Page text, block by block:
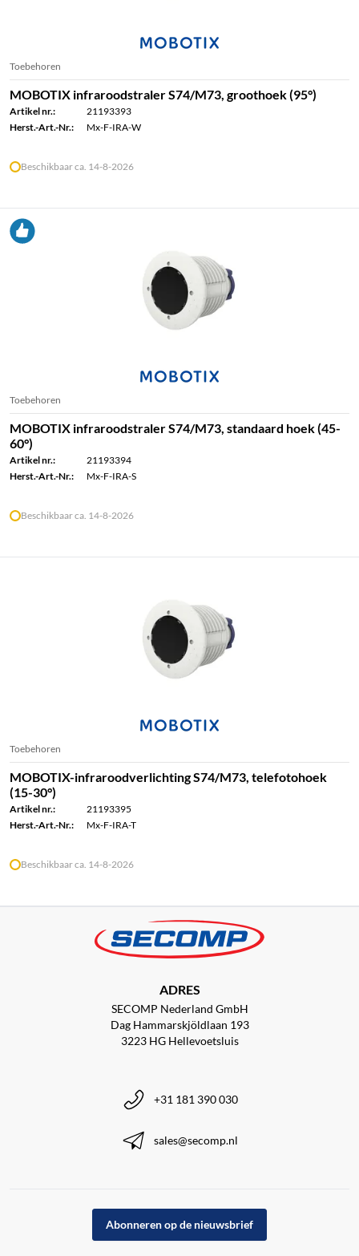
Toebehoren
MOBOTIX infraroodstraler S74/M73, groothoek (95°)
Artikel nr.:
21193393
Herst.-Art.-Nr.:
Mx-F-IRA-W
Beschikbaar ca. 14-8-2026
Toebehoren
MOBOTIX infraroodstraler S74/M73, standaard hoek (45-
60°)
Artikel nr.:
21193394
Herst.-Art.-Nr.:
Mx-F-IRA-S
Beschikbaar ca. 14-8-2026
Toebehoren
MOBOTIX-infraroodverlichting S74/M73, telefotohoek
(15-30°)
Artikel nr.:
21193395
Herst.-Art.-Nr.:
Mx-F-IRA-T
Beschikbaar ca. 14-8-2026
ADRES
SECOMP Nederland GmbH
Dag Hammarskjöldlaan 193
3223 HG Hellevoetsluis
+31 181 390 030
sales@secomp.nl
Abonneren op de nieuwsbrief